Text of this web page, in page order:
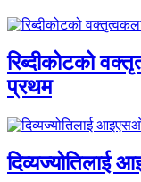
रिब्दीकोटको
प्रथम
दिव्यज्योतिलाई